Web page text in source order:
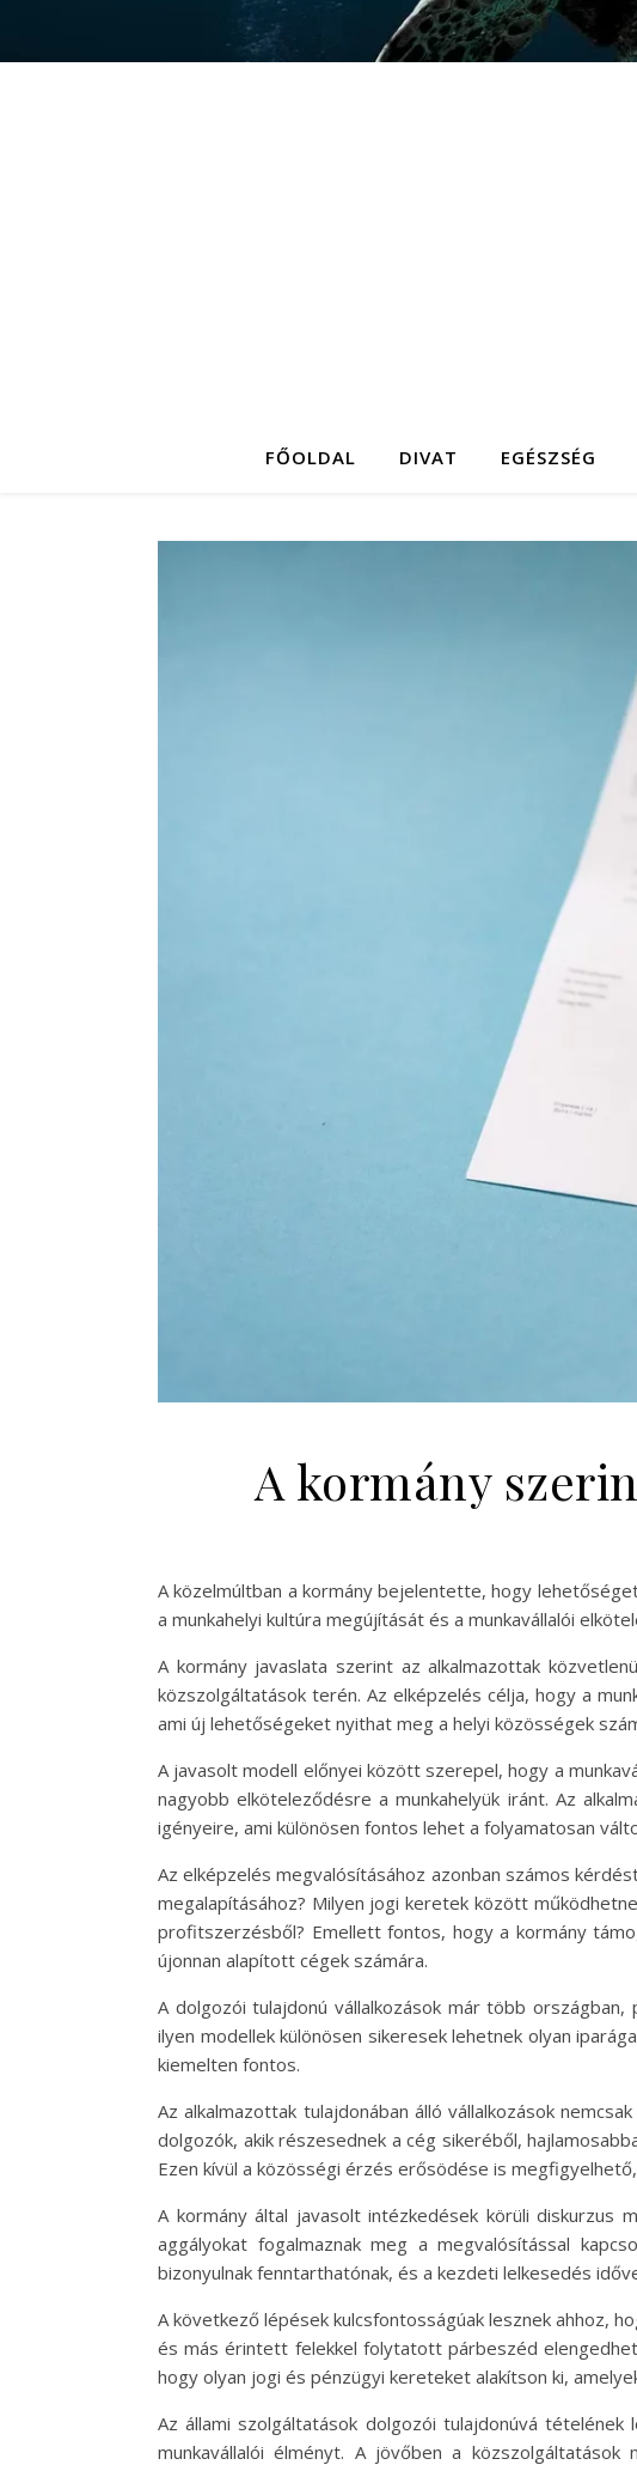
FŐOLDAL DIVAT EGÉSZSÉG
A kormány
A közelmúltban a kormány bejelentette, hogy
a munkahelyi kultúra megújítását és a munkavállalói
A kormány javaslata szerint az alkalmazottak
közszolgáltatások terén. Az elképzelés célja, hogy a
ami új lehetőségeket nyithat meg a helyi közösségek
A javasolt modell előnyei között szerepel, hogy a
nagyobb elköteleződésre a munkahelyük iránt. Az
igényeire, ami különösen fontos lehet a folyamatosan
Az elképzelés megvalósításához azonban számos
megalapításához? Milyen jogi keretek között
profitszerzésből? Emellett fontos, hogy a kormány
újonnan alapított cégek számára.
A dolgozói tulajdonú vállalkozások már több
ilyen modellek különösen sikeresek lehetnek olyan
kiemelten fontos.
Az alkalmazottak tulajdonában álló vállalkozások
dolgozók, akik részesednek a cég sikeréből,
Ezen kívül a közösségi érzés erősödése is
A kormány által javasolt intézkedések körüli diskurzus
aggályokat fogalmaznak meg a megvalósítással
bizonyulnak fenntarthatónak, és a kezdeti lelkesedés
A következő lépések kulcsfontosságúak lesznek ahhoz,
és más érintett felekkel folytatott párbeszéd
hogy olyan jogi és pénzügyi kereteket alakítson ki,
Az állami szolgáltatások dolgozói tulajdonúvá
munkavállalói élményt. A jövőben a